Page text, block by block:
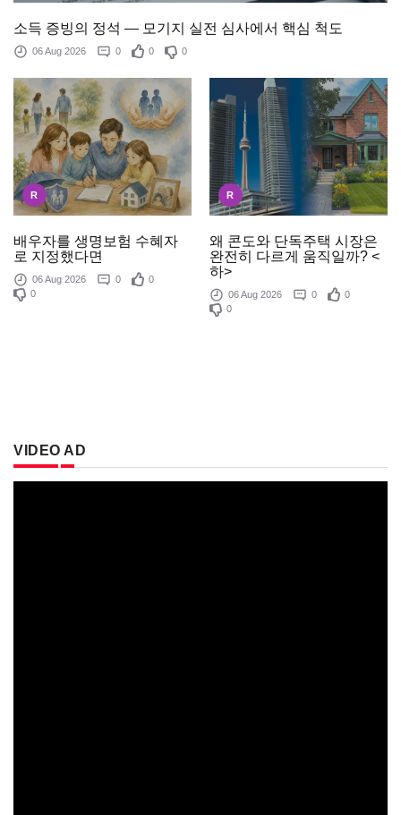
소득 증빙의 정석 — 모기지 실전 심사에서 핵심 척도
06 Aug 2026 0 0 0
R
배우자를 생명보험 수혜자
로 지정했다면
06 Aug 2026 0
0
0
R
왜 콘도와 단독주택 시장은
완전히 다르게 움직일까? <
하>
06 Aug 2026 0
0
0
VIDEO AD